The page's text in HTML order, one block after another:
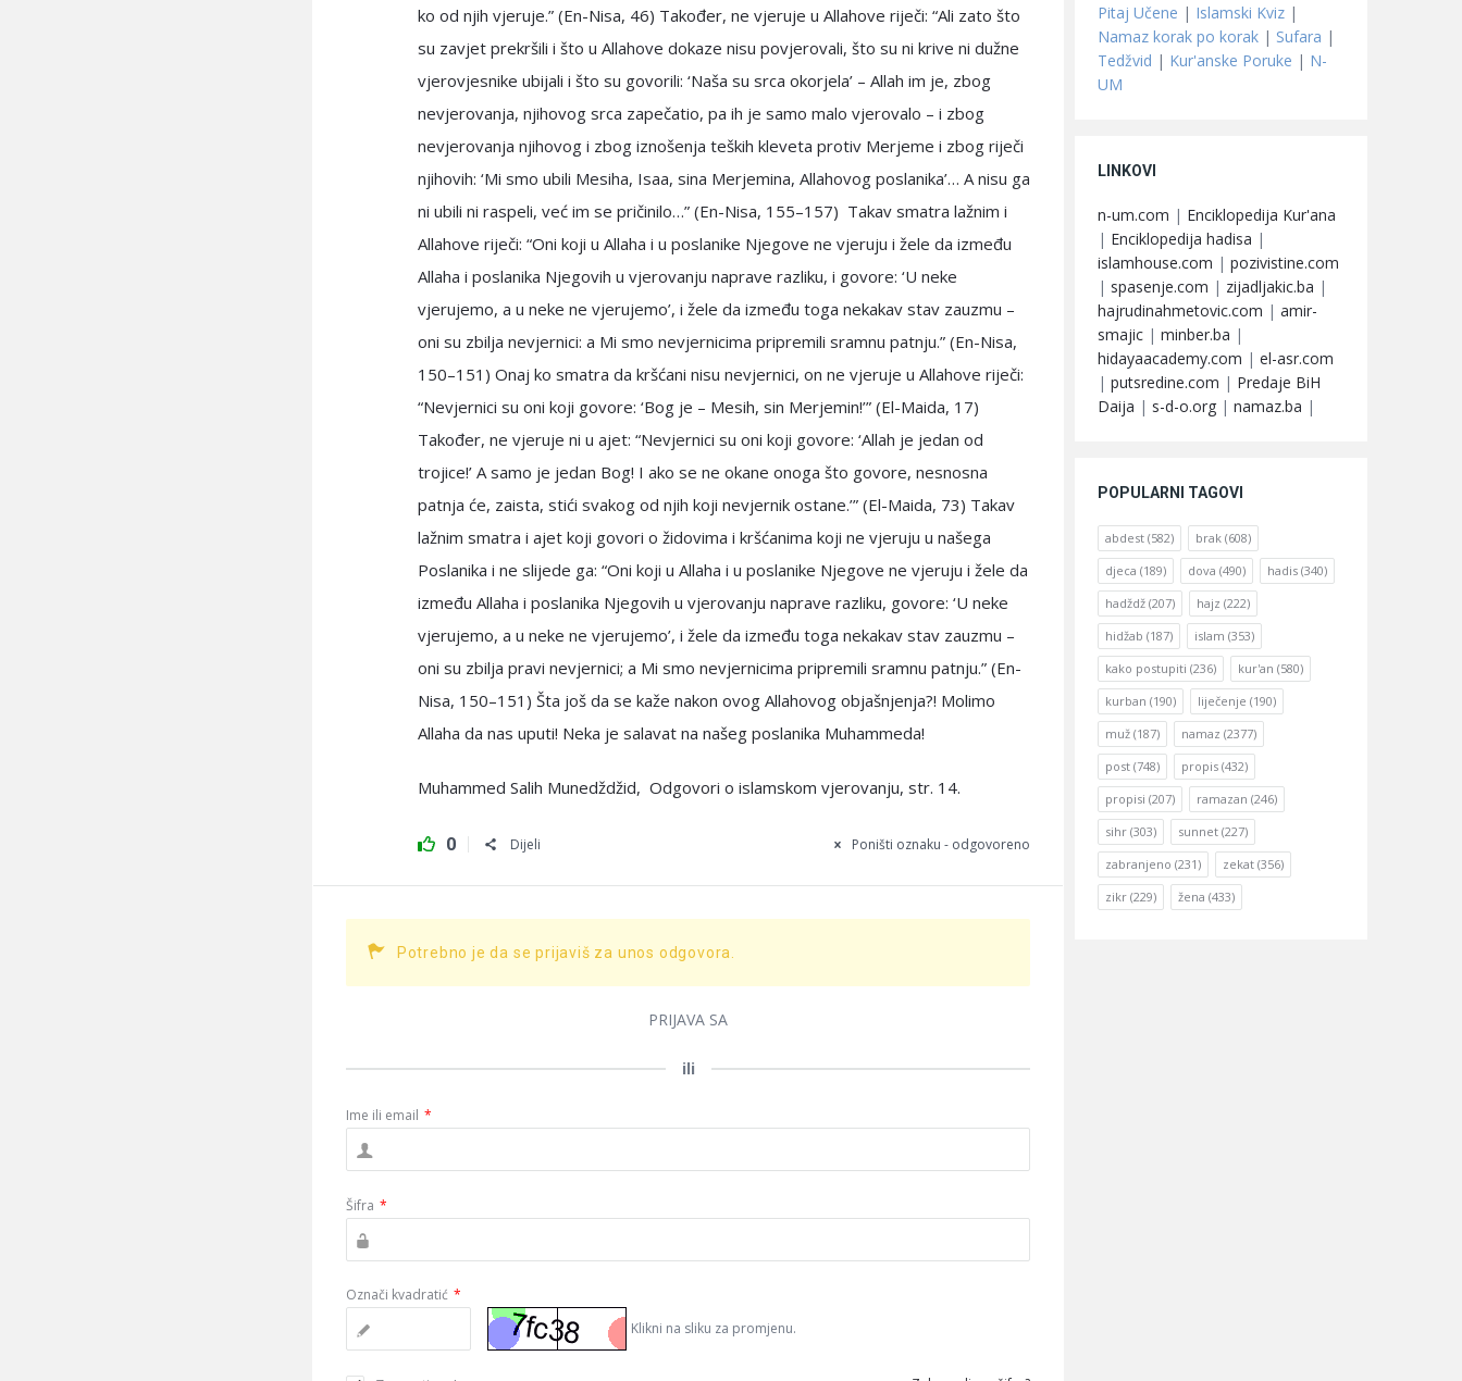
ko od njih vjeruje.” (En-Nisa, 46) Također, ne vjeruje u Allahove riječi: “Ali zato što
su zavjet prekršili i što u Allahove dokaze nisu povjerovali, što su ni krive ni dužne
vjerovjesnike ubijali i što su govorili: ‘Naša su srca okorjela’ – Allah im je, zbog
nevjerovanja, njihovog srca zapečatio, pa ih je samo malo vjerovalo – i zbog
nevjerovanja njihovog i zbog iznošenja teških kleveta protiv Merjeme i zbog riječi
njihovih: ‘Mi smo ubili Mesiha, Isaa, sina Merjemina, Allahovog poslanika’… A nisu ga
ni ubili ni raspeli, već im se pričinilo…” (En-Nisa, 155–157) Takav smatra lažnim i
Allahove riječi: “Oni koji u Allaha i u poslanike Njegove ne vjeruju i žele da između
Allaha i poslanika Njegovih u vjerovanju naprave razliku, i govore: ‘U neke
vjerujemo, a u neke ne vjerujemo’, i žele da između toga nekakav stav zauzmu –
oni su zbilja nevjernici: a Mi smo nevjernicima pripremili sramnu patnju.” (En-Nisa,
150–151) Onaj ko smatra da kršćani nisu nevjernici, on ne vjeruje u Allahove riječi:
“Nevjernici su oni koji govore: ‘Bog je – Mesih, sin Merjemin!’” (El-Maida, 17)
Također, ne vjeruje ni u ajet: “Nevjernici su oni koji govore: ‘Allah je jedan od
trojice!’ A samo je jedan Bog! I ako se ne okane onoga što govore, nesnosna
patnja će, zaista, stići svakog od njih koji nevjernik ostane.’” (El-Maida, 73) Takav
lažnim smatra i ajet koji govori o židovima i kršćanima koji ne vjeruju u našega
Poslanika i ne slijede ga: “Oni koji u Allaha i u poslanike Njegove ne vjeruju i žele da
između Allaha i poslanika Njegovih u vjerovanju naprave razliku, govore: ‘U neke
vjerujemo, a u neke ne vjerujemo’, i žele da između toga nekakav stav zauzmu –
oni su zbilja pravi nevjernici; a Mi smo nevjernicima pripremili sramnu patnju.” (En-
Nisa, 150–151) Šta još da se kaže nakon ovog Allahovog objašnjenja?! Molimo
Allaha da nas uputi! Neka je salavat na našeg poslanika Muhammeda!
Muhammed Salih Munedždžid, Odgovori o islamskom vjerovanju, str. 14.
0 Dijeli Poništi oznaku - odgovoreno
Potrebno je da se prijaviš za unos odgovora.
PRIJAVA SA
ili
Ime ili email *
Šifra *
Označi kvadratić *
Klikni na sliku za promjenu.
Pitaj Učene | Islamski Kviz |
Namaz korak po korak | Sufara |
Tedžvid | Kur'anske Poruke | N-
UM
LINKOVI
n-um.com | Enciklopedija Kur'ana
| Enciklopedija hadisa |
islamhouse.com | pozivistine.com
| spasenje.com | zijadljakic.ba |
hajrudinahmetovic.com | amir-
smajic | minber.ba |
hidayaacademy.com | el-asr.com
| putsredine.com | Predaje BiH
Daija | s-d-o.org | namaz.ba |
POPULARNI TAGOVI
abdest (582) brak (608)
djeca (189) dova (490) hadis (340)
hadždž (207) hajz (222)
hidžab (187) islam (353)
kako postupiti (236) kur'an (580)
kurban (190) liječenje (190)
muž (187) namaz (2377)
post (748) propis (432)
propisi (207) ramazan (246)
sihr (303) sunnet (227)
zabranjeno (231) zekat (356)
zikr (229) žena (433)